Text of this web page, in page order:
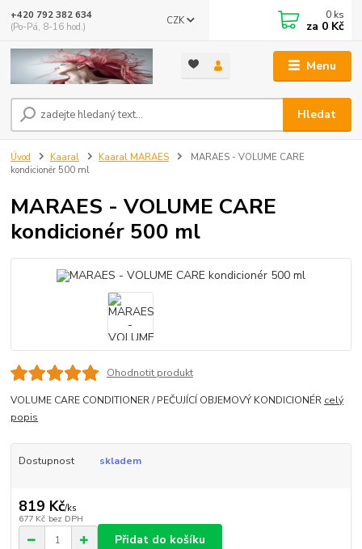
Menu
CZK
Hledat
+420 792 382 634
(Po-Pá, 8-16 hod.)
0 ks
za 0 Kč
Úvod Kaaral Kaaral MARAES
MARAES - VOLUME CARE
kondicionér 500 ml
MARAES - VOLUME CARE
kondicionér 500 ml
Ohodnotit produkt
VOLUME CARE CONDITIONER / PEČUJÍCÍ OBJEMOVÝ KONDICIONÉR celý
popis
Dostupnost skladem
819 Kč/ks
677 Kč bez DPH
Přidat do košíku